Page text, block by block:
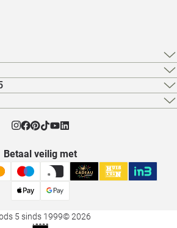
Betaal veilig met
5 sinds 1999© 2026